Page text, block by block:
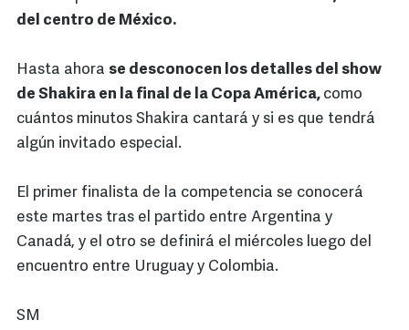
del centro de México.
Hasta ahora se desconocen los detalles del show
de Shakira en la final de la Copa América, como
cuántos minutos Shakira cantará y si es que tendrá
algún invitado especial.
El primer finalista de la competencia se conocerá
este martes tras el partido entre Argentina y
Canadá, y el otro se definirá el miércoles luego del
encuentro entre Uruguay y Colombia.
SM